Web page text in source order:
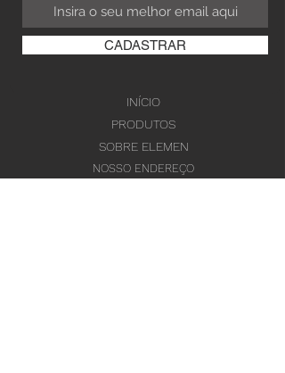
CADASTRAR
INÍCIO
PRODUTOS
SOBRE ELEMEN
NOSSO ENDEREÇO